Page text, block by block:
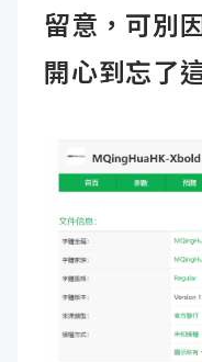
留意，可別
開心到忘了